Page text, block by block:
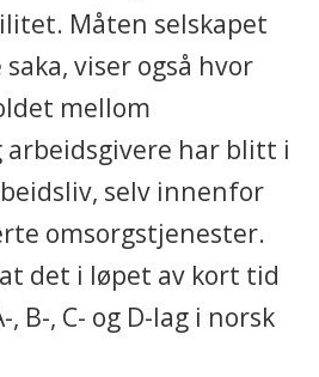
Måten selskapet
viser også hvor
mellom
arbeidsgivere har blitt i
selv innenfor
omsorgstjenester.
det i løpet av kort tid
B-, C- og D-lag i norsk